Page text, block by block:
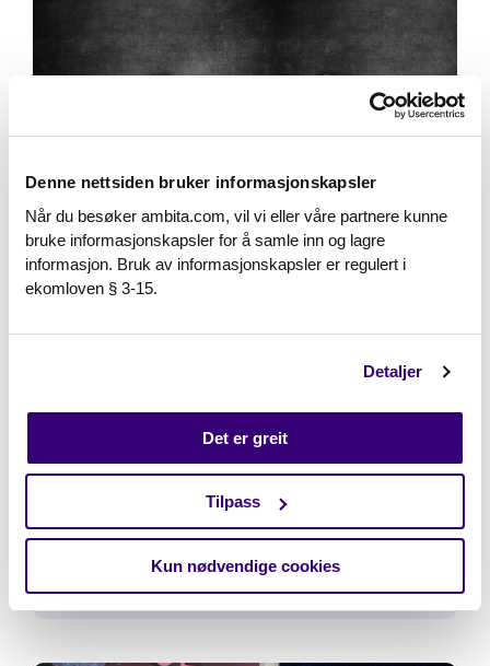
Denne nettsiden bruker informasjonskapsler
Når du besøker ambita.com, vil vi eller våre partnere kunne
bruke informasjonskapsler for å samle inn og lagre
informasjon. Bruk av informasjonskapsler er regulert i
ekomloven § 3-15.
Detaljer
Det er greit
Tilpass
Kun nødvendige cookies
Ambita Feb 23, 2023, 9:13:56 AM
Digital Samhandling med
Ambita, USBL og Vitec tilbyr nå digital
samhandling mellom forretningsførere og ...